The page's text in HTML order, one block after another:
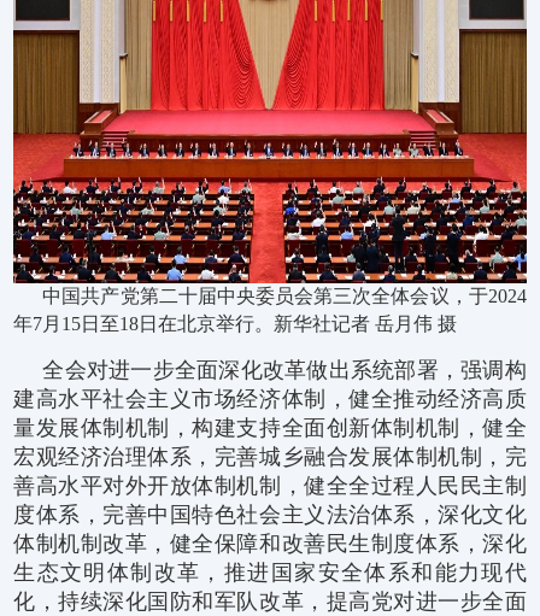
中国共产党第二十届中央委员会第三次全体会议，于2024
年7月15日至18日在北京举行。新华社记者 岳月伟 摄
全会对进一步全面深化改革做出系统部署，强调构
建高水平社会主义市场经济体制，健全推动经济高质
量发展体制机制，构建支持全面创新体制机制，健全
宏观经济治理体系，完善城乡融合发展体制机制，完
善高水平对外开放体制机制，健全全过程人民民主制
度体系，完善中国特色社会主义法治体系，深化文化
体制机制改革，健全保障和改善民生制度体系，深化
生态文明体制改革，推进国家安全体系和能力现代
化，持续深化国防和军队改革，提高党对进一步全面